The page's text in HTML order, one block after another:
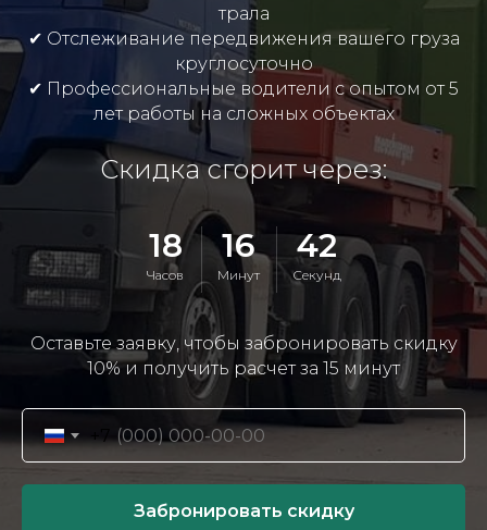
трала
✔ Отслеживание передвижения вашего груза
круглосуточно
✔ Профессиональные водители с опытом от 5
лет работы на сложных объектах
Скидка сгорит через:
18
Часов
16
Минут
40
Секунд
Оставьте заявку, чтобы забронировать скидку
10% и получить расчет за 15 минут
+7
Забронировать скидку